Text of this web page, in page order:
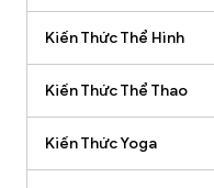
Kiến Thức Thể Hình
Kiến Thức Thể Thao
Kiến Thức Yoga